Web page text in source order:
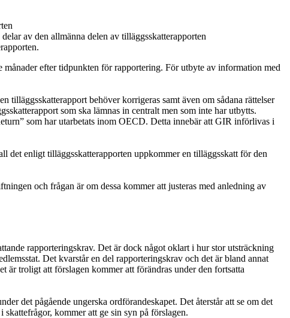
av den allmänna delen av tilläggsskatterapporten
månader efter tidpunkten för rapportering. För utbyte av information med
tilläggsskatterapport behöver korrigeras samt även om sådana rättelser
som ska lämnas in centralt men som inte har utbytts.
som har utarbetats inom OECD. Detta innebär att GIR införlivas i
det enligt tilläggsskatterapporten uppkommer en tilläggsskatt för den
och frågan är om dessa kommer att justeras med anledning av
rapporteringskrav. Det är dock något oklart i hur stor utsträckning
Det kvarstår en del rapporteringskrav och det är bland annat
troligt att förslagen kommer att förändras under den fortsatta
det pågående ungerska ordförandeskapet. Det återstår att se om det
kommer att ge sin syn på förslagen.